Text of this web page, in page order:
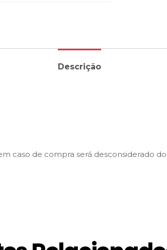
Descrição
caso de compra será desconsiderado